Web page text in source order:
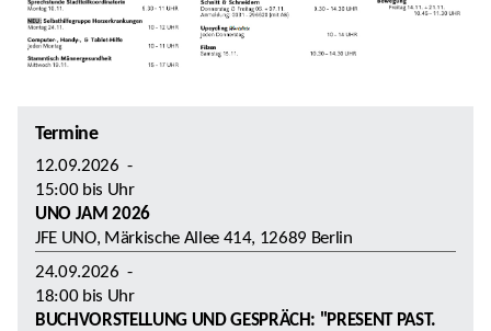
Termine
12.09.2026 -
15:00bis Uhr
UNO JAM 2026
JFE UNO, Märkische Allee 414, 12689 Berlin
24.09.2026 -
18:00bis Uhr
BUCHVORSTELLUNG UND GESPRÄCH: "PRESENT PAST.